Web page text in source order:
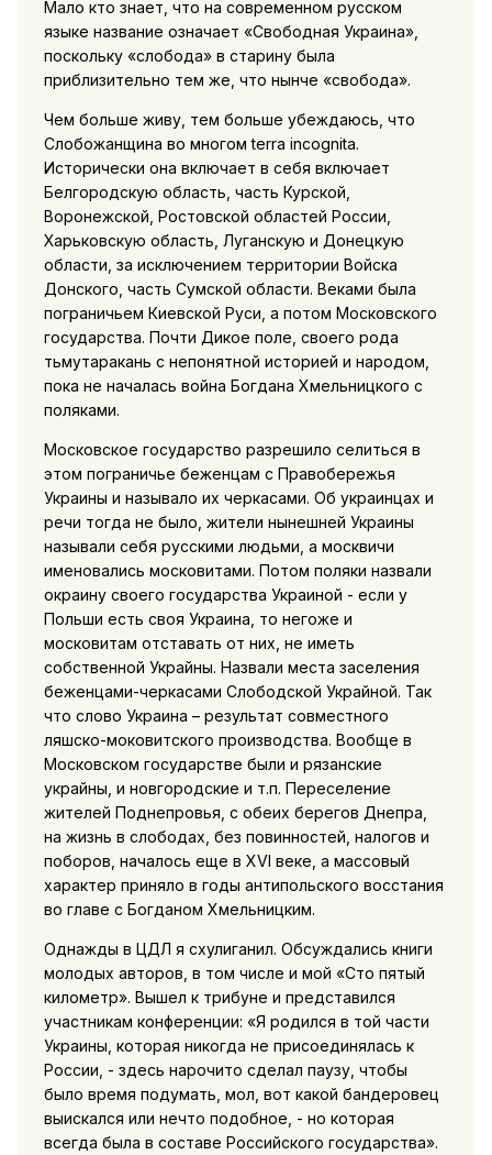
Мало кто знает, что на современном русском
языке название означает «Свободная Украина»,
поскольку «слобода» в старину была
приблизительно тем же, что нынче «свобода».
Чем больше живу, тем больше убеждаюсь, что
Слобожанщина во многом terra incognita.
Исторически она включает в себя включает
Белгородскую область, часть Курской,
Воронежской, Ростовской областей России,
Харьковскую область, Луганскую и Донецкую
области, за исключением территории Войска
Донского, часть Сумской области. Веками была
пограничьем Киевской Руси, а потом Московского
государства. Почти Дикое поле, своего рода
тьмутаракань с непонятной историей и народом,
пока не началась война Богдана Хмельницкого с
поляками.
Московское государство разрешило селиться в
этом пограничье беженцам с Правобережья
Украины и называло их черкасами. Об украинцах и
речи тогда не было, жители нынешней Украины
называли себя русскими людьми, а москвичи
именовались московитами. Потом поляки назвали
окраину своего государства Украиной - если у
Польши есть своя Украина, то негоже и
московитам отставать от них, не иметь
собственной Украйны. Назвали места заселения
беженцами-черкасами Слободской Украйной. Так
что слово Украина – результат совместного
ляшско-моковитского производства. Вообще в
Московском государстве были и рязанские
украйны, и новгородские и т.п. Переселение
жителей Поднепровья, с обеих берегов Днепра,
на жизнь в слободах, без повинностей, налогов и
поборов, началось еще в XVI веке, а массовый
характер приняло в годы антипольского восстания
во главе с Богданом Хмельницким.
Однажды в ЦДЛ я схулиганил. Обсуждались книги
молодых авторов, в том числе и мой «Сто пятый
километр». Вышел к трибуне и представился
участникам конференции: «Я родился в той части
Украины, которая никогда не присоединялась к
России, - здесь нарочито сделал паузу, чтобы
было время подумать, мол, вот какой бандеровец
выискался или нечто подобное, - но которая
всегда была в составе Российского государства».